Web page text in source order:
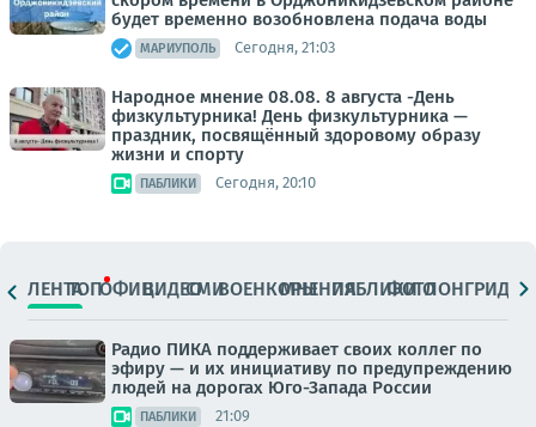
будет временно возобновлена подача воды
МАРИУПОЛЬ Сегодня, 21:03
Народное мнение 08.08. 8 августа -День
физкультурника! День физкультурника —
праздник, посвящённый здоровому образу
жизни и спорту
ПАБЛИКИ Сегодня, 20:10
ЛЕНТАТОПОФИЦ.ВИДЕОСМИВОЕНКОРЫМНЕНИЯПАБЛИКИ
ФОТОЛОНГРИДЫ
Радио ПИКА поддерживает своих коллег по
эфиру — и их инициативу по предупреждению
людей на дорогах Юго-Запада России
ПАБЛИКИ 21:09